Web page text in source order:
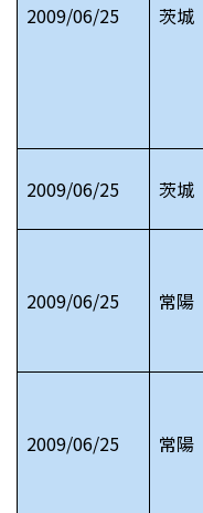
2009/06/25 茨城
2009/06/25 茨城
2009/06/25 常陽
2009/06/25 常陽